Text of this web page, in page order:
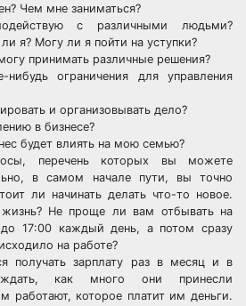
Чем мне заниматься?
с различными людьми?
я? Могу ли я пойти на уступки?
принимать различные решения?
ограничения для управления
и организовывать дело?
в бизнесе?
будет влиять на мою семью?
перечень которых вы можете
в самом начале пути, вы точно
ли начинать делать что-то новое.
Не проще ли вам отбывать на
17:00 каждый день, а потом сразу
на работе?
получать зарплату раз в месяц и в
как много они принесли
работают, которое платит им деньги.